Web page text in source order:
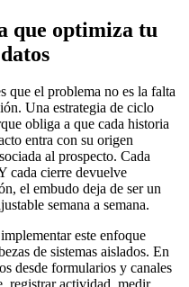
que optimiza tu
que el problema no es la falta
Una estrategia de ciclo
obliga a que cada historia
entra con su origen
al prospecto. Cada
cada cierre devuelve
el embudo deja de ser un
semana a semana.
este enfoque
de sistemas aislados. En
desde formularios y canales